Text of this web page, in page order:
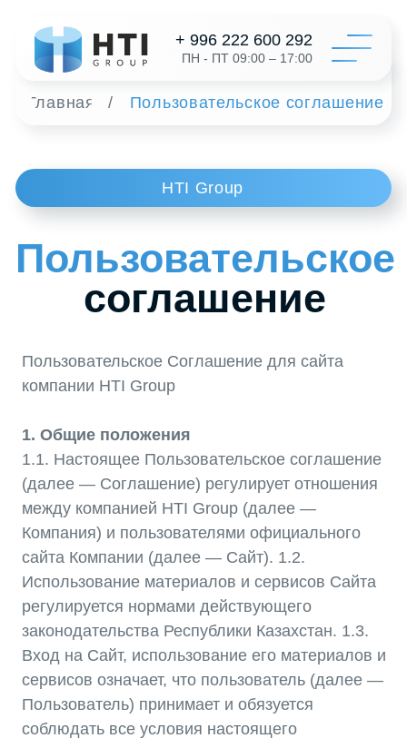
ПН - ПТ 09:00 – 17:00
«Бишкек»
Главная /
Пользовательское Соглашение для сайта
компании HTI Group
1. Общие положения
между компанией HTI Group (далее —
Компания) и пользователями официального
сайта Компании (далее — Сайт). 1.2.
регулируется нормами действующего
Вход на Сайт, использование его материалов и
сервисов означает, что пользователь (далее —
Пользователь) принимает и обязуется
соблюдать все условия настоящего
Соглашения.
2.1. Все материалы, размещенные на Сайте,
включая текстовую информацию, графику,
фотографии, логотипы, являются
собственностью Компании и защищены
авторским правом. 2.2. Использование
материалов без согласия правообладателя не
допускается. При цитировании материалов
Сайта, в том числе охраняемых авторскими
правами, ссылка на Сайт обязательна.
Пользовательское
соглашение